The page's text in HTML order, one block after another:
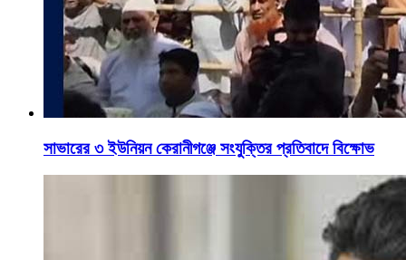
সাভারের ৩ ইউনিয়ন কেরানীগঞ্জে সংযুক্তির প্রতিবাদে বিক্ষোভ